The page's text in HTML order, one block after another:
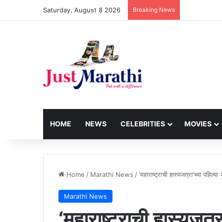
Saturday, August 8 2026 Breaking News
HOME NEWS CELEBRITIES MOVIES
Home / Marathi News /‘महाराष्ट्राची हास्यजत्रा’च्या
Marathi News